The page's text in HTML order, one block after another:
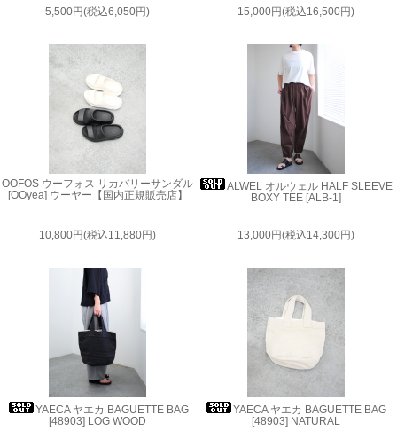
5,500円(税込6,050円) 15,000円(税込16,500円)
OOFOS ウーフォス リカバリーサンダル
[OOyea] ウーヤー【国内正規販売店】
10,800円(税込11,880円)
ALWEL オルウェル HALF SLEEVE
BOXY TEE [ALB-1]
13,000円(税込14,300円)
YAECA ヤエカ BAGUETTE BAG
[48903] LOG WOOD
YAECA ヤエカ BAGUETTE BAG
[48903] NATURAL